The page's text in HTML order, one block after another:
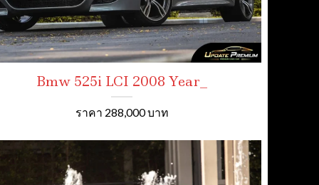
Bmw 525i LCI 2008 Year_
ราคา 288,000 บาท